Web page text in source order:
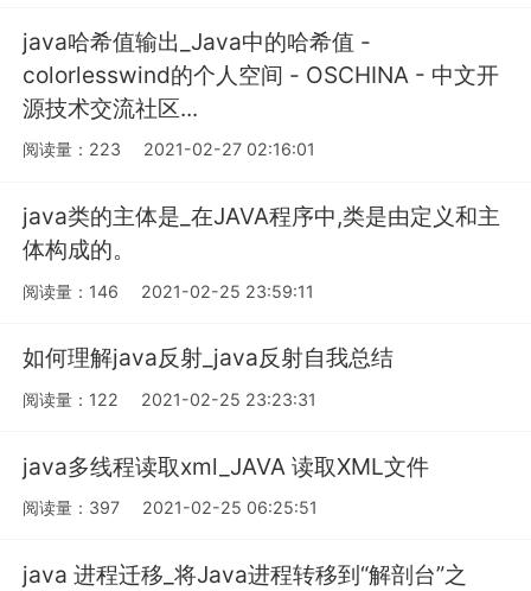
java哈希值输出_Java中的哈希值 -
colorlesswind的个人空间 - OSCHINA - 中文开
源技术交流社区...
阅读量：223 2021-02-27 02:16:01
java类的主体是_在JAVA程序中,类是由定义和主
体构成的。
阅读量：146 2021-02-25 23:59:11
如何理解java反射_java反射自我总结
阅读量：122 2021-02-25 23:23:31
java多线程读取xml_JAVA 读取XML文件
阅读量：397 2021-02-25 06:25:51
java 进程迁移_将Java进程转移到“解剖台”之